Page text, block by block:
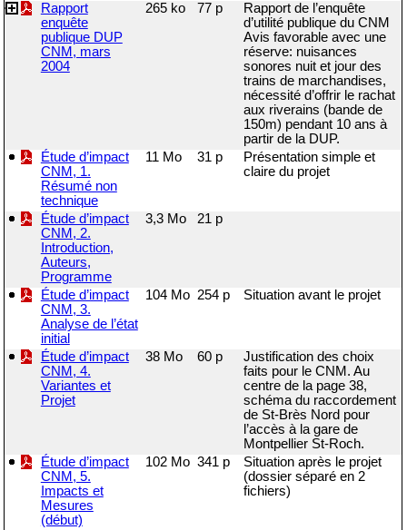
Rapport
enquête
publique DUP
CNM, mars
2004
265 ko 77 p
Rapport de l’enquête
d’utilité publique du CNM
Avis favorable avec une
réserve: nuisances
sonores nuit et jour des
trains de marchandises,
nécessité d’offrir le rachat
aux riverains (bande de
150m) pendant 10 ans à
partir de la DUP.
Étude d’impact
CNM, 1.
Résumé non
technique
11 Mo 31 p
Présentation simple et
claire du projet
Étude d’impact
CNM, 2.
Introduction,
Auteurs,
Programme
3,3 Mo 21 p
Étude d’impact
CNM, 3.
Analyse de l’état
initial
104 Mo 254 p Situation avant le projet
Étude d’impact
CNM, 4.
Variantes et
Projet
38 Mo 60 p
Justification des choix
faits pour le CNM. Au
centre de la page 38,
schéma du raccordement
de St-Brès Nord pour
l’accès à la gare de
Montpellier St-Roch.
Étude d’impact
CNM, 5.
Impacts et
Mesures
(début)
102 Mo 341 p
Situation après le projet
(dossier séparé en 2
fichiers)